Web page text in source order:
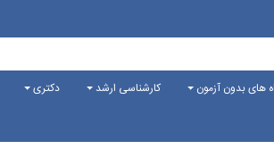
های بدون آزمون کارشناسی ارشد
دکتری